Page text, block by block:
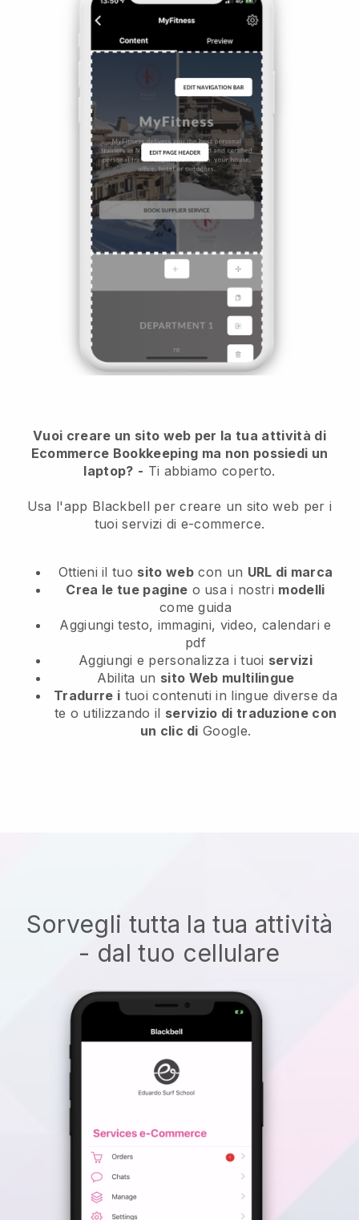
Vuoi creare un sito web per la tua attività di
Ecommerce Bookkeeping ma non possiedi un
laptop? - Ti abbiamo coperto.
Usa l'app Blackbell per creare un sito web per i
tuoi servizi di e-commerce.
Ottieni il tuo sito webcon un URL di marca
Crea le tue pagine o usa i nostri modelli
come guida
Aggiungi testo, immagini, video, calendari e
pdf
Aggiungi e personalizza i tuoi servizi
Abilita un sito Web multilingue
Tradurre i tuoi contenuti in lingue diverse da
te o utilizzando il servizio di traduzione con
un clic di Google.
Sorvegli tutta la tua attività
- dal tuo cellulare